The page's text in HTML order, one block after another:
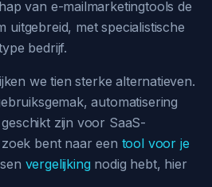
van e-mailmarketingtools de
uitgebreid, met specialistische
bedrijf.
we tien sterke alternatieven.
automatisering
zijn voor SaaS-
bent naar een tool voor je
vergelijking nodig hebt, hier